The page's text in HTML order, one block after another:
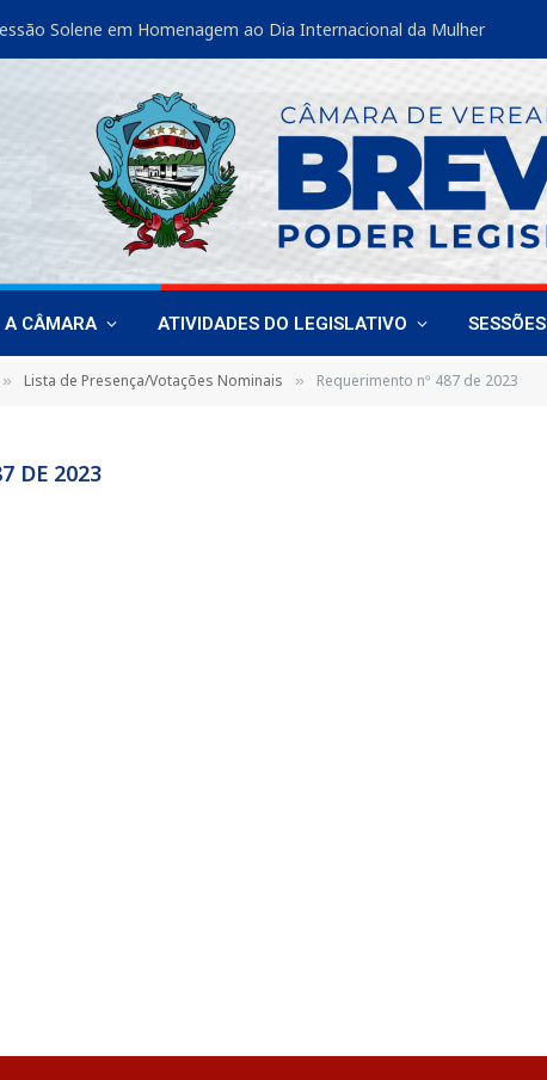
Solene em Homenagem ao Dia Internacional da Mulher
A CÂMARA ATIVIDADES DO LEGISLATIVO SESSÕES
» Lista de Presença/Votações Nominais » Requerimento nº 487 de 2023
DE 2023